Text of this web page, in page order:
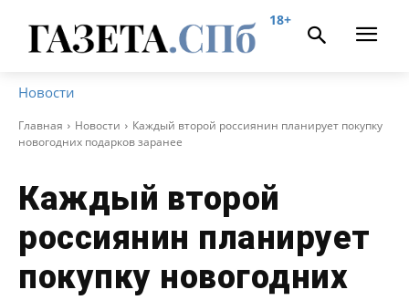
18+
Новости
Главная Новости
Каждый второй россиянин планирует покупку
новогодних подарков заранее
Каждый второй
россиянин планирует
покупку новогодних